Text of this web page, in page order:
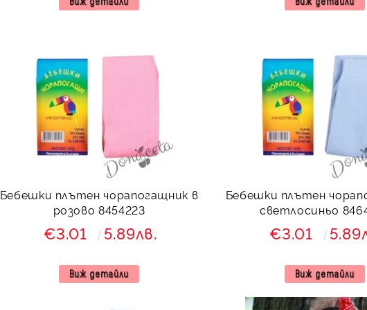
Бебешки плътен чорапогащник в
розово 8454223
€3.01 5.89лв.
Виж детайли
Бебешки плътен
светлосиньо
€3.01
Виж детайли